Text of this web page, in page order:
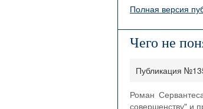
Полная версия
Чего не
Публикация
Роман
совершенству" и